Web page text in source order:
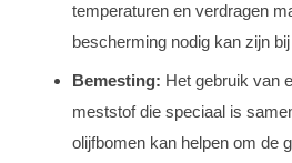
temperaturen en verdragen
bescherming nodig kan zijn
Bemesting: Het gebruik van
meststof die speciaal is
olijfbomen kan helpen om de